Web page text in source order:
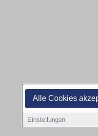
Alle Cookies
Einstellungen